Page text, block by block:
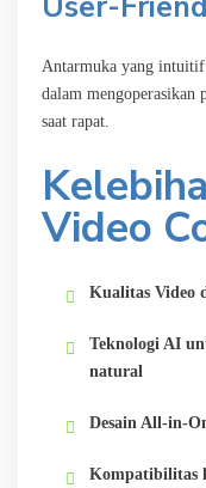
Antarmuka yang intuitif
dalam mengoperasikan
saat rapat.
Video
Kualitas Video
Teknologi AI
natural
Desain All-in-
Kompatibilitas